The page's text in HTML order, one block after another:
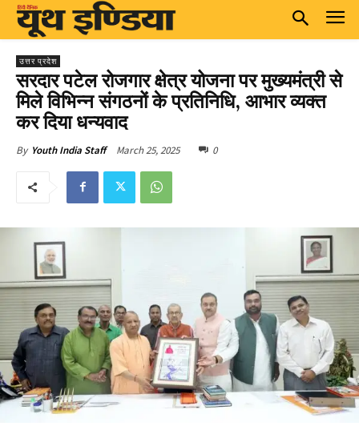
उत्तर प्रदेश
सरदार पटेल रोजगार क्षेत्र योजना पर मुख्यमंत्री से
मिले विभिन्न संगठनों के प्रतिनिधि, आभार व्यक्त
कर दिया धन्यवाद
By Youth India Staff March 25, 2025 0